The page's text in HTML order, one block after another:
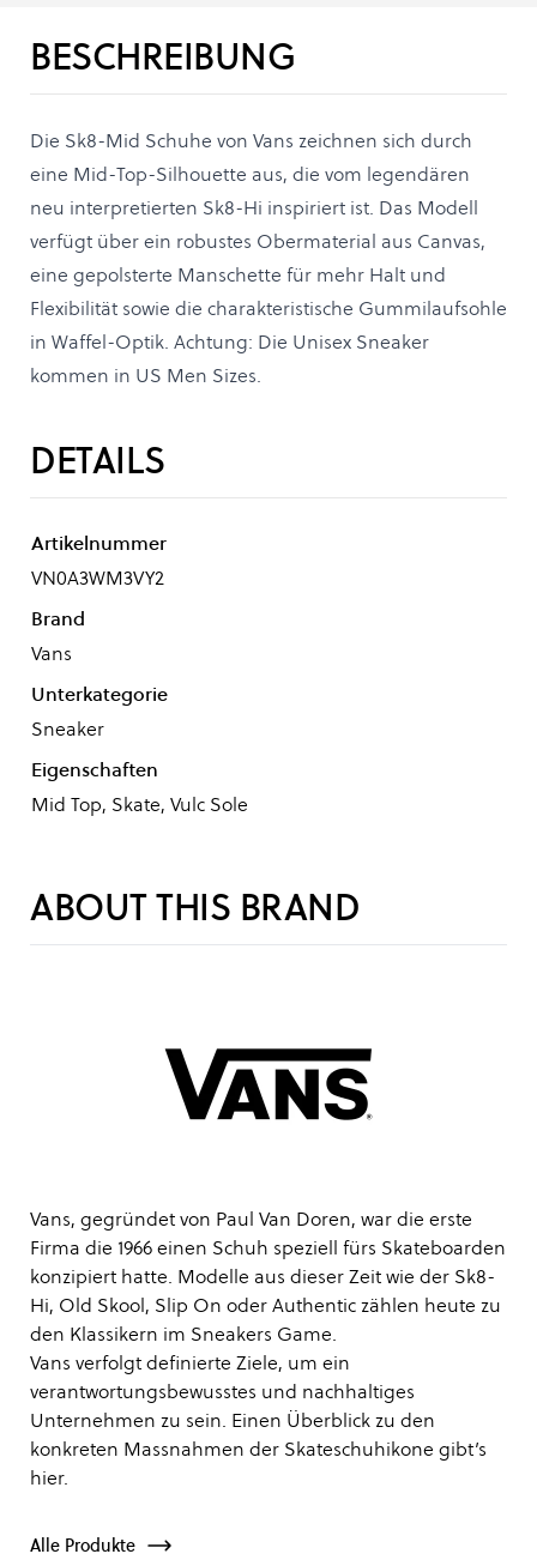
BESCHREIBUNG
Die Sk8-Mid Schuhe von Vans zeichnen sich durch
eine Mid-Top-Silhouette aus, die vom legendären
neu interpretierten Sk8-Hi inspiriert ist. Das Modell
verfügt über ein robustes Obermaterial aus Canvas,
eine gepolsterte Manschette für mehr Halt und
Flexibilität sowie die charakteristische Gummilaufsohle
in Waffel-Optik. Achtung: Die Unisex Sneaker
kommen in US Men Sizes.
DETAILS
Artikelnummer
VN0A3WM3VY2
Brand
Vans
Unterkategorie
Sneaker
Eigenschaften
Mid Top, Skate, Vulc Sole
ABOUT THIS BRAND
Vans, gegründet von Paul Van Doren, war die erste
Firma die 1966 einen Schuh speziell fürs Skateboarden
konzipiert hatte. Modelle aus dieser Zeit wie der Sk8-
Hi, Old Skool, Slip On oder Authentic zählen heute zu
den Klassikern im Sneakers Game.
Vans verfolgt definierte Ziele, um ein
verantwortungsbewusstes und nachhaltiges
Unternehmen zu sein. Einen Überblick zu den
konkreten Massnahmen der Skateschuhikone gibt’s
hier.
Alle Produkte